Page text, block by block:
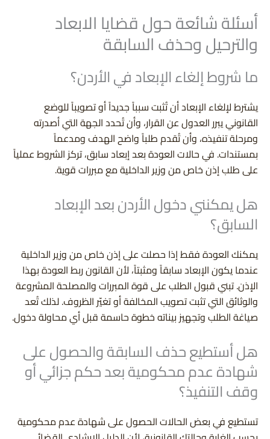
أسئلة شائعة حول قضايا الابعاد
والترحيل وحذف السابقة
ما شروط إلغاء الإبعاد في الأردن؟
يشترط لإلغاء الإبعاد أن تُثبت سبباً جديداً أو تصويباً للوضع
القانوني يبرر العدول عن القرار، وأن تُحدد الجهة التي أصدرته
ومرحلة تنفيذه، وأن تُقدم طلباً واضح الهدف ومدعماً
بمستندات. في حالات العودة بعد إبعاد سابق، تركز الشروط عملياً
على طلب إذن خاص من وزير الداخلية مع مبررات قوية.
هل يمكنني دخول الأردن بعد الإبعاد
السابق؟
يمكنك العودة فقط إذا حصلت على إذن خاص من وزير الداخلية
عندما يكون الإبعاد سابقاً ومثبتاً، لأن القانون ربط العودة بهذا
الإذن. تبني قبول الطلب على قوة المبررات والمصلحة المشروعة
والوثائق التي تثبت تصويب المخالفة أو تغيّر الظروف. لذلك تُعد
صياغة الطلب وتجهيز بيناته خطوة حاسمة قبل أي محاولة دخول.
هل أستطيع حذف السابقة والحصول على
شهادة عدم محكومية بعد حكم جزائي أو
وقف التنفيذ؟
تستطيع في بعض الحالات الحصول على شهادة عدم محكومية